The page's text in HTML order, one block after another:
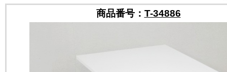
商品番号： T-34886